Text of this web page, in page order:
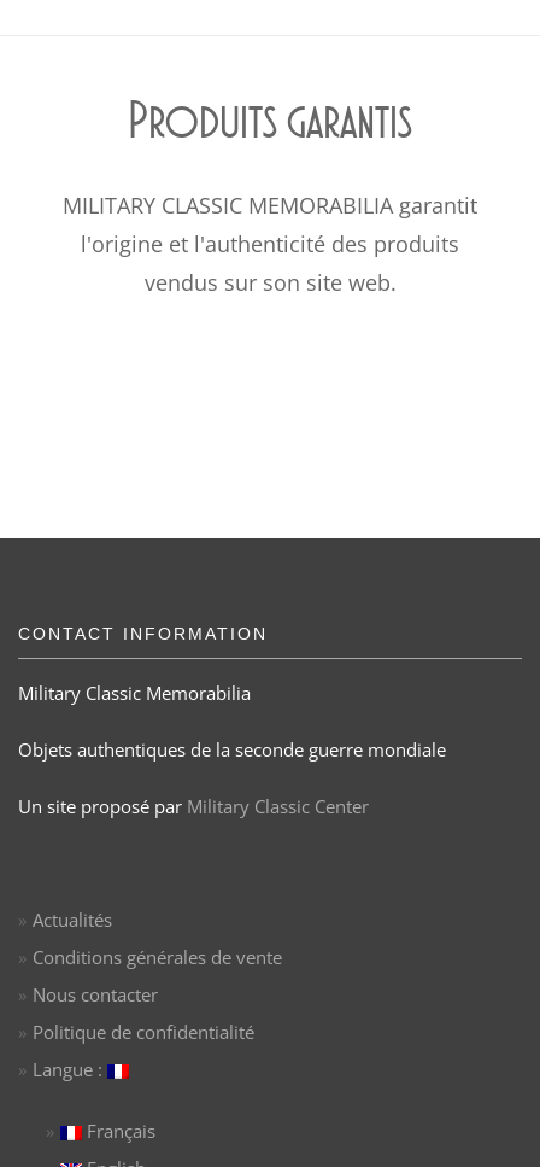
Produits garantis
MILITARY CLASSIC MEMORABILIA garantit
l'origine et l'authenticité des produits
vendus sur son site web.
CONTACT INFORMATION
Military Classic Memorabilia
Objets authentiques de la seconde guerre mondiale
Un site proposé par Military Classic Center
Actualités
Conditions générales de vente
Nous contacter
Politique de confidentialité
Langue :
Français